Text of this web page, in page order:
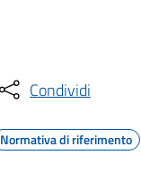
Condividi
Normativa di riferimento